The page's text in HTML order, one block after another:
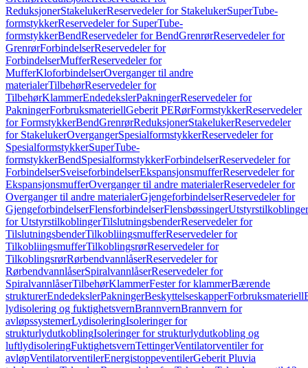
ReduksjonerStakelukerReservedeler for StakelukerSuperTube-
formstykkerReservedeler for SuperTube-
formstykkerBendReservedeler for BendGrenrørReservedeler for
GrenrørForbindelserReservedeler for
ForbindelserMufferReservedeler for
MufferKloforbindelserOverganger til andre
materialerTilbehørReservedeler for
TilbehørKlammerEndedekslerPakningerReservedeler for
PakningerForbruksmateriellGeberit PERørFormstykkerReservedeler
for FormstykkerBendGrenrørReduksjonerStakelukerReservedeler
for StakelukerOvergangerSpesialformstykkerReservedeler for
SpesialformstykkerSuperTube-
formstykkerBendSpesialformstykkerForbindelserReservedeler for
ForbindelserSveiseforbindelserEkspansjonsmufferReservedeler for
EkspansjonsmufferOverganger til andre materialerReservedeler for
Overganger til andre materialerGjengeforbindelserReservedeler for
GjengeforbindelserFlensforbindelserFlensbøssingerUtstyrstilkoblinger
for UtstyrstilkoblingerTilslutningsbenderReservedeler for
TilslutningsbenderTilkobliingsmufferReservedeler for
TilkobliingsmufferTilkoblingsrørReservedeler for
TilkoblingsrørRørbendvannlåserReservedeler for
RørbendvannlåserSpiralvannlåserReservedeler for
SpiralvannlåserTilbehørKlammerFester for klammerBærende
strukturerEndedekslerPakningerBeskyttelseskapperForbruksmateriell
lydisolering og fuktighetsvernBrannvernBrannvern for
avløpssystemerLydisoleringIsoleringer for
strukturlydutkoblingIsoleringer for strukturlydutkobling og
luftlydisoleringFuktighetsvernTettingerVentilatorventiler for
avløpVentilatorventilerEnergistoppeventilerGeberit Pluvia